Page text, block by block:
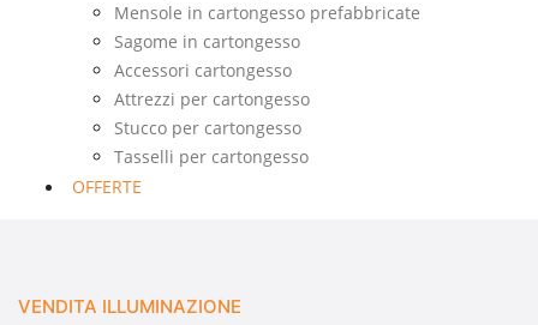
Mensole in cartongesso prefabbricate
Sagome in cartongesso
Accessori cartongesso
Attrezzi per cartongesso
Stucco per cartongesso
Tasselli per cartongesso
OFFERTE
VENDITA ILLUMINAZIONE